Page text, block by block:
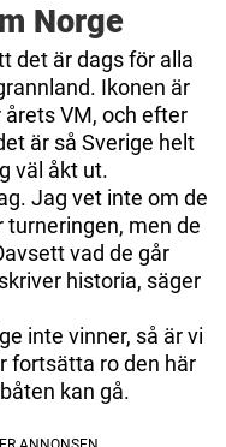
Norge
det är dags för alla
Ikonen är
VM, och efter
är så Sverige helt
väl åkt ut.
Jag vet inte om de
turneringen, men de
vad de går
historia, säger
inte vinner, så är vi
fortsätta ro den här
kan gå.